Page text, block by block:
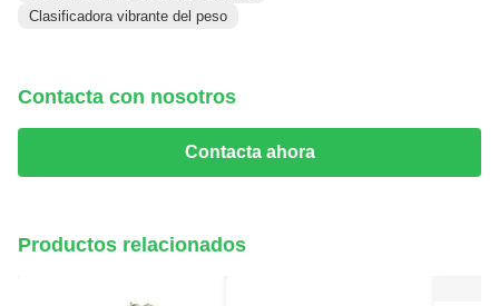
Clasificadora vibrante del peso
Contacta con nosotros
Contacta ahora
Productos relacionados